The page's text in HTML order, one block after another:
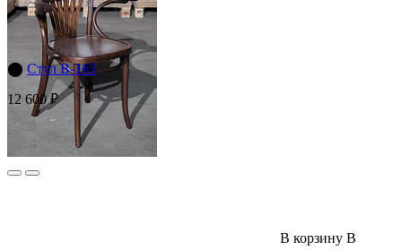
⬤ Стул B-165
12 600 ₽
В корзину В